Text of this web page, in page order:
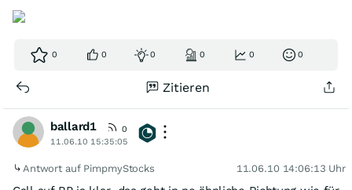
0 0 0 0 0 0
Zitieren
ballard1
0
11.06.10 15:35:05
Antwort auf PimpmyStocks 11.06.10 14:06:13 Uhr